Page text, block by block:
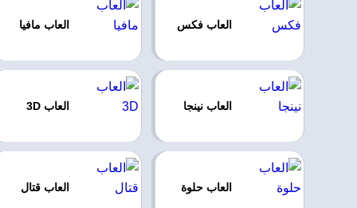
العاب فكس العاب مافيا
العاب نينجا العاب 3D
العاب حلوة العاب قتال